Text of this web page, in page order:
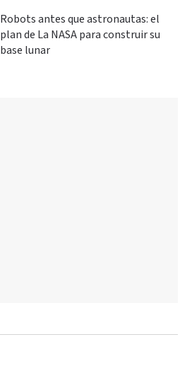
Robots antes que astronautas: el
plan de La NASA para construir su
base lunar